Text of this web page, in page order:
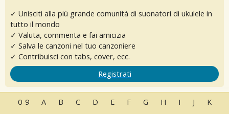
✓ Unisciti alla più grande comunità di suonatori di ukulele in
tutto il mondo
✓ Valuta, commenta e fai amicizia
✓ Salva le canzoni nel tuo canzoniere
✓ Contribuisci con tabs, cover, ecc.
Registrati
0-9 A B C D E F G H I J
K